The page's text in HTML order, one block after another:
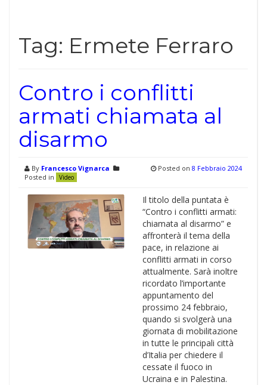
Tag: Ermete Ferraro
Contro i conflitti
armati chiamata al
disarmo
By Francesco Vignarca
Posted in
Video
Posted on 8 Febbraio 2024
Il titolo della puntata è
“Contro i conflitti armati:
chiamata al disarmo” e
affronterà il tema della
pace, in relazione ai
conflitti armati in corso
attualmente. Sarà inoltre
ricordato l’importante
appuntamento del
prossimo 24 febbraio,
quando si svolgerà una
giornata di mobilitazione
in tutte le principali città
d’Italia per chiedere il
cessate il fuoco in
Ucraina e in Palestina.